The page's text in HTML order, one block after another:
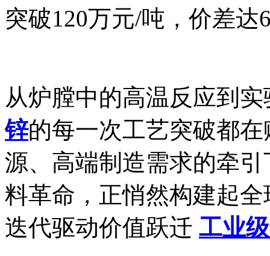
突破120万元/吨，价差达
从炉膛中的高温反应到
锌的每一次工艺突破都
源、高端制造需求的牵
料革命，正悄然构建起
迭代驱动价值跃迁 工业